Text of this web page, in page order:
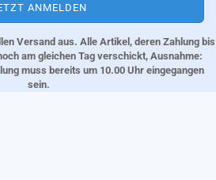
Versand aus. Alle Artikel, deren Zahlung bis
am gleichen Tag verschickt, Ausnahme:
muss bereits um 10.00 Uhr eingegangen
sein.